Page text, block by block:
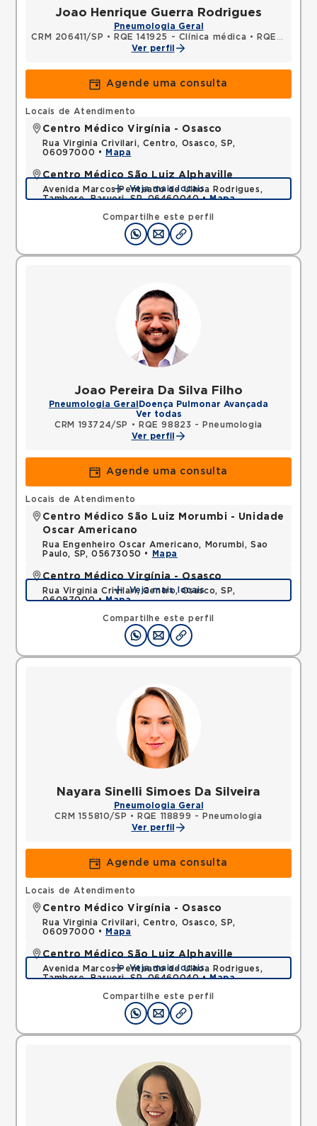
Joao Henrique Guerra Rodrigues
Pneumologia Geral
CRM 206411/SP • RQE 141925 - Clínica médica •
RQE 141926 - Pneumologia
Ver perfil
Agende uma consulta
Compartilhe este perfil
Locais de Atendimento
Centro Médico Virgínia - Osasco
Rua Virginia Crivilari, Centro, Osasco, SP,
06097000 •
Mapa
Centro Médico São Luiz Alphaville
Avenida Marcos Penteado de Ulhoa Rodrigues,
Tambore, Barueri, SP, 06460040 •Mapa
Veja mais locais
Joao Pereira Da Silva Filho
Pneumologia Geral Doença Pulmonar Avançada
Ver todas
CRM 193724/SP
•
RQE 98823 - Pneumologia
Ver perfil
Agende uma consulta
Compartilhe este perfil
Locais de Atendimento
Centro Médico São Luiz Morumbi - Unidade
Oscar Americano
Rua Engenheiro Oscar Americano, Morumbi, Sao
Paulo, SP, 05673050 •
Mapa
Centro Médico Virgínia - Osasco
Rua Virginia Crivilari, Centro, Osasco, SP,
06097000 •Mapa
Veja mais locais
Nayara Sinelli Simoes Da Silveira
Pneumologia Geral
CRM 155810/SP •
RQE 118899 - Pneumologia
Ver perfil
Agende uma consulta
Compartilhe este perfil
Locais de Atendimento
Centro Médico Virgínia - Osasco
Rua Virginia Crivilari, Centro, Osasco, SP,
06097000 •
Mapa
Centro Médico São Luiz Alphaville
Avenida Marcos Penteado de Ulhoa Rodrigues,
Tambore, Barueri, SP, 06460040 •Mapa
Veja mais locais